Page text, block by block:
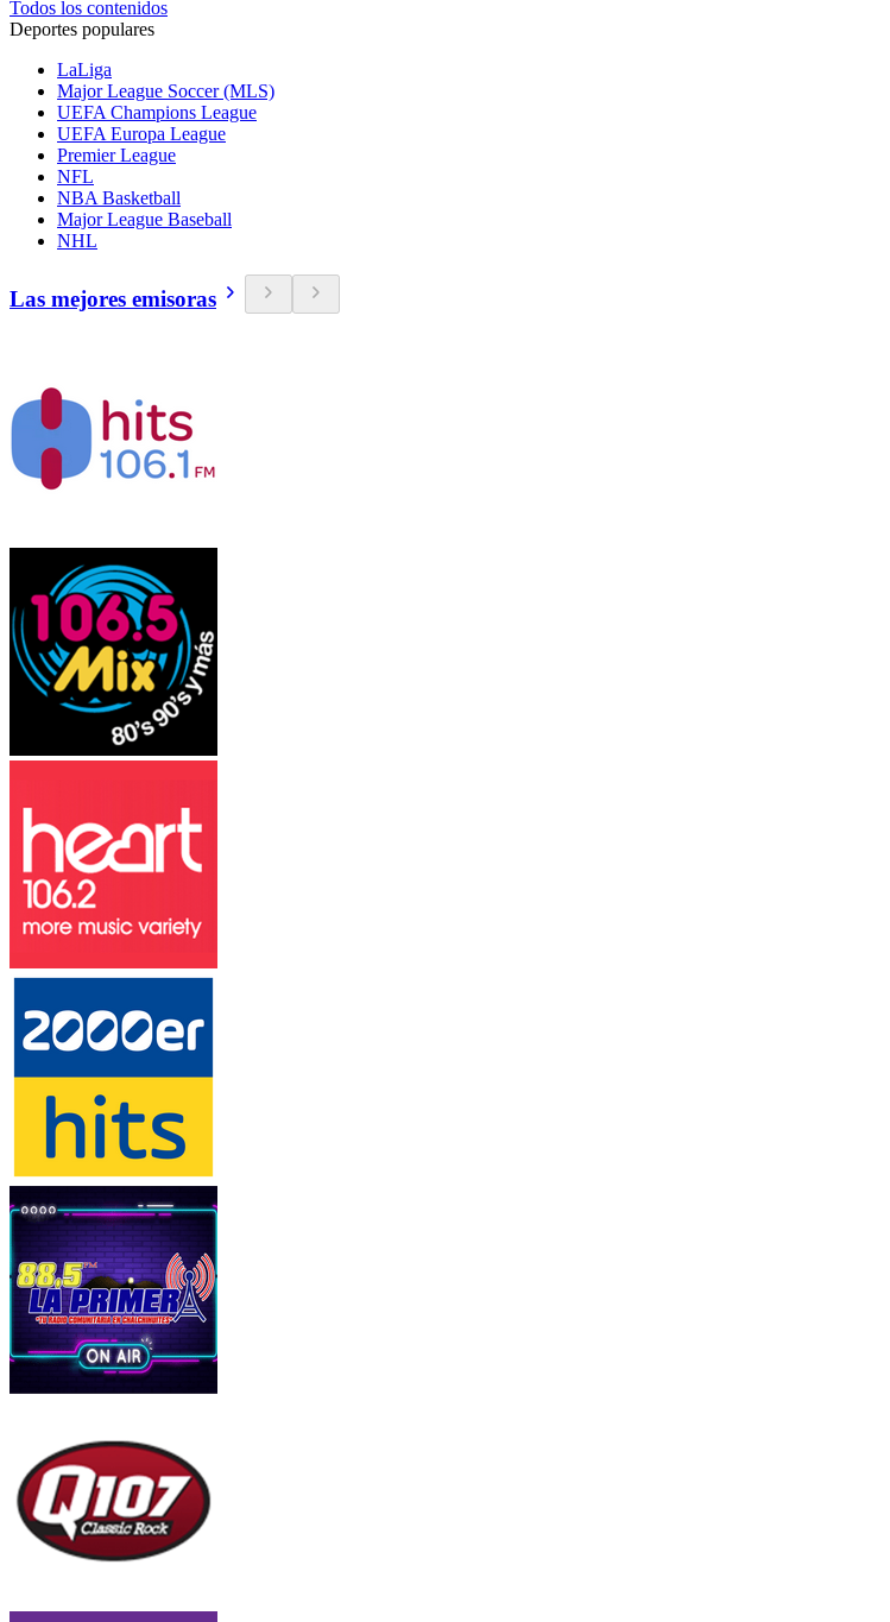
Todos los contenidos
Deportes populares
LaLiga
Major League Soccer (MLS)
UEFA Champions League
UEFA Europa League
Premier League
NFL
NBA Basketball
Major League Baseball
NHL
Las mejores emisoras